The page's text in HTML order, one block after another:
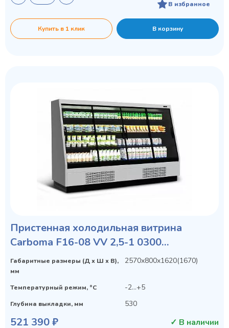
В избранное
Купить в 1 клик В корзину
Пристенная холодильная витрина
Carboma F16-08 VV 2,5-1 0300
STANDARD фронт X1
Габаритные размеры (Д х Ш х В),
мм
2570х800х1620(1670)
Температурный режим, °C -2...+5
Глубина выкладки, мм 530
521 390 ₽ ✓ В наличии